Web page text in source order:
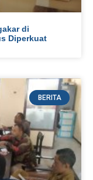
di
Diperkuat
BERITA